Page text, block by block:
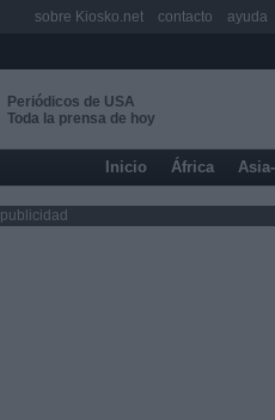
Periódicos de USA
Toda la prensa de hoy
Inicio África
publicidad
sobre Kiosko.net contacto ayuda